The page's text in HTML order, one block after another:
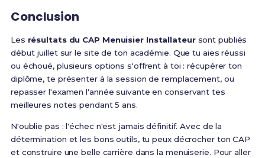
Conclusion
Les résultats du CAP Menuisier Installateursont publiés
début juillet sur le site de ton académie. Que tu aies réussi
ou échoué, plusieurs options s'offrent à toi : récupérer ton
diplôme, te présenter à la session de remplacement, ou
repasser l'examen l'année suivante en conservant tes
meilleures notes pendant 5 ans.
N'oublie pas : l'échec n'est jamais définitif. Avec de la
détermination et les bons outils, tu peux décrocher ton CAP
et construire une belle carrière dans la menuiserie. Pour aller